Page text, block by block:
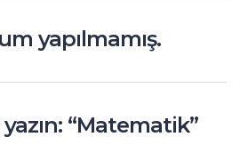
yapılmamış.
“Matematik”